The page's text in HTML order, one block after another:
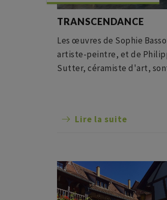
TRANSCENDANCE
Les œuvres de Sophie
artiste-peintre, et de
Sutter, céramiste d'art,
face-à-face entre peinture et
contemporain et objets
décoratifs anciens.
Lire la suite